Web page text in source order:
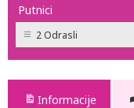
Putnici
2 Odrasli
Informacije